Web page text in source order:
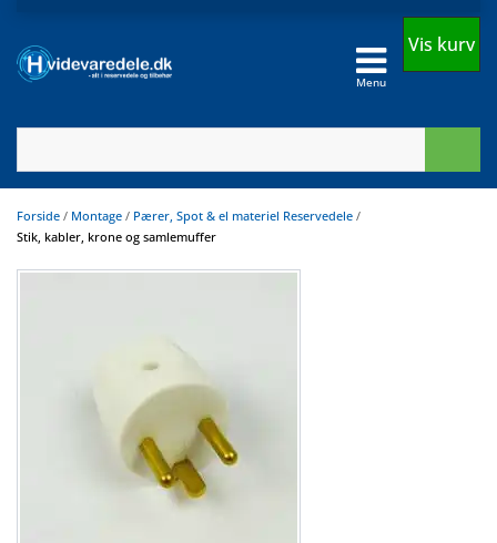
Menu
Vis kurv
Forside / Montage / Pærer, Spot & el materiel Reservedele /
Stik, kabler, krone og samlemuffer